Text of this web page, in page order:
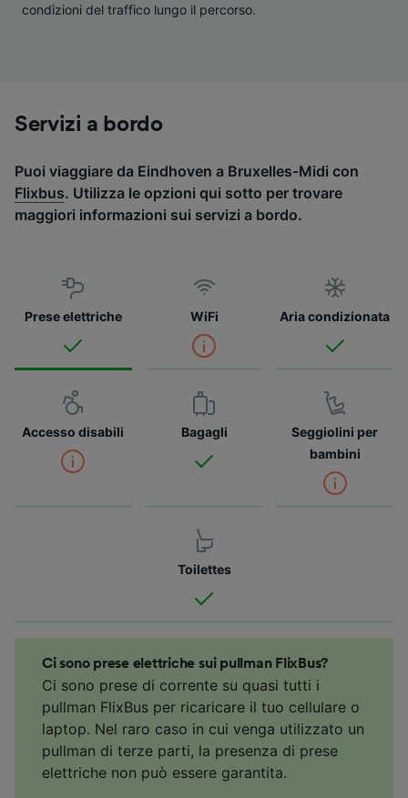
condizioni del traffico lungo il percorso.
Servizi a bordo
Puoi viaggiare da Eindhoven a Bruxelles-Midi con
Flixbus. Utilizza le opzioni qui sotto per trovare
maggiori informazioni sui servizi a bordo.
Prese elettriche WiFi Aria condizionata
Accesso disabili Bagagli
Seggiolini per
bambini
Toilettes
Ci sono prese elettriche sui pullman FlixBus?
Ci sono prese di corrente su quasi tutti i
pullman FlixBus per ricaricare il tuo cellulare o
laptop. Nel raro caso in cui venga utilizzato un
pullman di terze parti, la presenza di prese
elettriche non può essere garantita.